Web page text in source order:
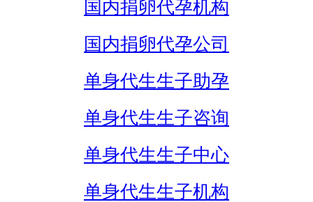
国内捐卵代孕机构
国内捐卵代孕公司
单身代生生子助孕
单身代生生子咨询
单身代生生子中心
单身代生生子机构